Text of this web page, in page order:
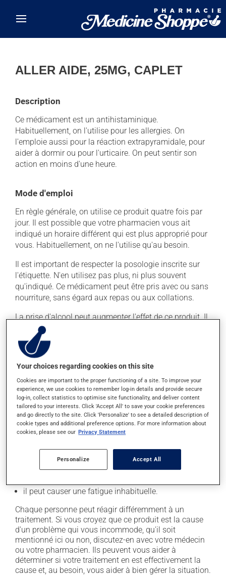
ALLER AIDE, 25MG, CAPLET
Description
Ce médicament est un antihistaminique.
Habituellement, on l'utilise pour les allergies. On
l'emploie aussi pour la réaction extrapyramidale, pour
aider à dormir ou pour l'urticaire. On peut sentir son
action en moins d'une heure.
Mode d'emploi
En règle générale, on utilise ce produit quatre fois par
jour. Il est possible que votre pharmacien vous ait
indiqué un horaire différent qui est plus approprié pour
vous. Habituellement, on ne l'utilise qu'au besoin.
Il est important de respecter la posologie inscrite sur
l'étiquette. N'en utilisez pas plus, ni plus souvent
qu'indiqué. Ce médicament peut être pris avec ou sans
nourriture, sans égard aux repas ou aux collations.
La prise d'alcool peut augmenter l'effet de ce produit. Il
est donc recommandé d'éviter de prendre de l'alcool ou
des produits qui en contiennent pendant que vous
utilisez ce médicament.
Effets indésirables
En plus de ses effets recherchés, ce produit peut à
l'occasion entraîner certains effets indésirables (effets
secondaires), notamment :
il peut causer des maux de tête;
il peut causer des étourdissements ou vous endormir
il peut causer une fatigue inhabituelle.
Chaque personne peut réagir différemment à un
traitement. Si vous croyez que ce produit est la cause
d'un problème qui vous incommode, qu'il soit
mentionné ici ou non, discutez-en avec votre médecin
ou votre pharmacien. Ils peuvent vous aider à
déterminer si votre traitement en est effectivement la
cause et, au besoin, vous aider à bien gérer la situation.
Your choices regarding cookies on this site
Cookies are important to the proper functioning of a site. To improve your
experience, we use cookies to remember log-in details and provide secure
log-in, collect statistics to optimise site functionality, and deliver content
tailored to your interests. Click 'Accept All' to save your cookie preferences
and go directly to the site. Click 'Personalize' to see a detailed description of
cookie types and additional preference options. For more information about
cookies, please see our Privacy Statement
Personalize Accept All